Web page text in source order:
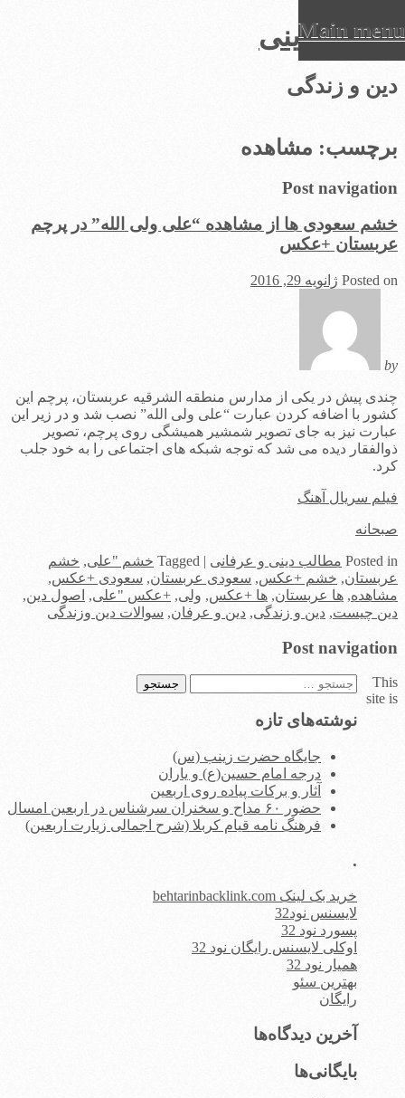
عرفان دینی
دین و زندگی
Main menu
to
content
برچسب: مشاهده
Post navigation
خشم سعودی ها از مشاهده “علی ولی الله” در پرچم
عربستان +عکس
Posted on ژانویه 29, 2016
by
چندی پیش در یکی از مدارس منطقه الشرقیه عربستان، پرچم این
کشور با اضافه کردن عبارت “علی ولی الله” نصب شد و در زیر این
عبارت نیز به جای تصویر شمشیر همیشگی روی پرچم، تصویر
ذوالفقار دیده می شد که توجه شبکه های اجتماعی را به خود جلب
کرد.
فیلم سریال آهنگ
صبحانه
Posted in مطالب دینی و عرفانی |
Tagged خشم "علی, خشم
عربستان, خشم +عکس, سعودی عربستان, سعودی +عکس,
مشاهده, ها عربستان, ها +عکس, ولی, +عکس "علی, اصول دین,
دین چیست, دین و زندگی, دین و عرفان, سوالات دین وزندگی
Post navigation
جستجو
نوشته‌های تازه
جایگاه حضرت زینب (س)
درجه امام حسین(ع) و یاران
آثار و برکات پیاده روی اربعین
حضور ۶۰ مداح و سخنران سرشناس در اربعین امسال
فرهنگ نامه قیام کربلا (شرح اجمالی زیارت اربعین)
.
خرید بک لینک behtarinbacklink.com
لایسنس نود32
پسورد نود 32
اوکلی لایسنس رایگان نود 32
همیار نود 32
بهترین سئو
رایگان
آخرین دیدگاه‌ها
بایگانی‌ها
This
site is